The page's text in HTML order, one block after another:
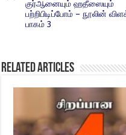
குர்ஆனையும் ஹதீஸையும்
பற்றிபிடிப்போம் – நூலின்
பாகம் 3
Related Articles